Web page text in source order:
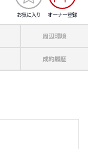
お気に入り オーナー登録
周辺環境
成約履歴